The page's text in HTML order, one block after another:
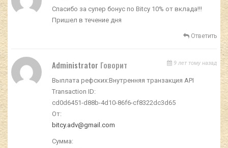
Спасибо за супер бонус по Bitсy 10% от вклада!!!
Пришел в течение дня
Ответить
Administrator Говорит 9 лет тому назад
Выплата рефских:Внутренняя транзакция API
Transaction ID:
cd0d6451-d88b-4d10-86f6-cf8322dc3d65
От:
bitcy.adv@gmail.com
Сумма: